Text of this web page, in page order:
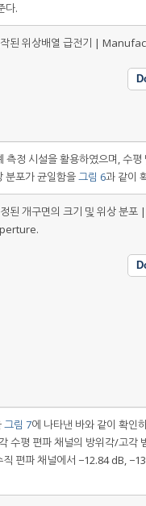
다.
된 위상배열 급전기 |
정 시설을 활용하였으며, 수
분포가 균일함을그림 6과 같이
된 개구면의 크기 및 위상
그림 7에 나타낸 바와 같이 확인
수평 편파 채널의 방위각/고각
편파 채널에서 −12.84 dB,